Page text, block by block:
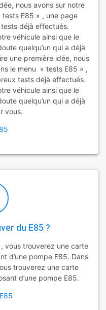
nous avons sur notre
E85 » , une page
déjà effectués.
véhicule ainsi que le
quelqu’un qui a déjà
une première idée, nous
le menu « tests E85 » ,
tests déjà effectués.
véhicule ainsi que le
quelqu’un qui a déjà
vous.
du E85 ?
vous trouverez une carte
d’une pompe E85. Dans
trouverez une carte
d’une pompe E85.